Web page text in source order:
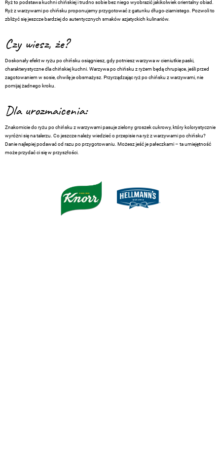
Ryż to podstawa kuchni chińskiej i trudno sobie bez niego wyobrazić jakikolwiek orientalny obiad.
Ryż z warzywami po chińsku proponujemy przygotować z gatunku długo-ziarnistego. Pozwoli to
zbliżyć się jeszcze bardziej do autentycznych smaków azjatyckich kulinariów.
Czy wiesz, że?
Doskonały efekt w ryżu po chińsku osiągniesz, gdy potniesz warzywa w cieniutkie paski,
charakterystyczne dla chińskiej kuchni. Warzywa po chińsku z ryżem będą chrupiące, jeśli przed
zagotowaniem w sosie, chwilę je obsmażysz. Przyrządzając ryż po chińsku z warzywami, nie
pomijaj żadnego kroku.
Dla urozmaicenia:
Znakomicie do ryżu po chińsku z warzywami pasuje zielony groszek cukrowy, który kolorystycznie
wyróżni się na talerzu. Co jeszcze należy wiedzieć o przepisie na ryż z warzywami po chińsku?
Danie najlepiej podawać od razu po przygotowaniu. Możesz jeść je pałeczkami – ta umiejętność
może przydać ci się w przyszłości.